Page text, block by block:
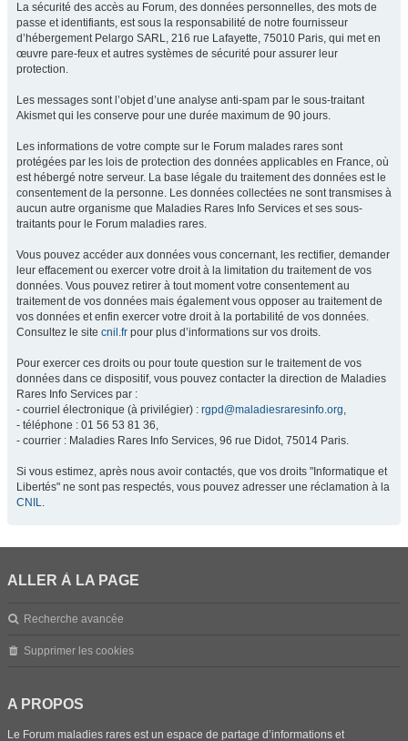
La sécurité des accès au Forum, des données personnelles, des mots de
passe et identifiants, est sous la responsabilité de notre fournisseur
d’hébergement Pelargo SARL, 216 rue Lafayette, 75010 Paris, qui met en
œuvre pare-feux et autres systèmes de sécurité pour assurer leur
protection.
Les messages sont l’objet d’une analyse anti-spam par le sous-traitant
Akismet qui les conserve pour une durée maximum de 90 jours.
Les informations de votre compte sur le Forum malades rares sont
protégées par les lois de protection des données applicables en France, où
est hébergé notre serveur. La base légale du traitement des données est le
consentement de la personne. Les données collectées ne sont transmises à
aucun autre organisme que Maladies Rares Info Services et ses sous-
traitants pour le Forum maladies rares.
Vous pouvez accéder aux données vous concernant, les rectifier, demander
leur effacement ou exercer votre droit à la limitation du traitement de vos
données. Vous pouvez retirer à tout moment votre consentement au
traitement de vos données mais également vous opposer au traitement de
vos données et enfin exercer votre droit à la portabilité de vos données.
Consultez le site cnil.fr pour plus d’informations sur vos droits.
Pour exercer ces droits ou pour toute question sur le traitement de vos
données dans ce dispositif, vous pouvez contacter la direction de Maladies
Rares Info Services par :
- courriel électronique (à privilégier) : rgpd@maladiesraresinfo.org,
- téléphone : 01 56 53 81 36,
- courrier : Maladies Rares Info Services, 96 rue Didot, 75014 Paris.
Si vous estimez, après nous avoir contactés, que vos droits "Informatique et
Libertés" ne sont pas respectés, vous pouvez adresser une réclamation à la
CNIL.
ALLER À LA PAGE
Recherche avancée
Supprimer les cookies
A PROPOS
Le Forum maladies rares est un espace de partage d’informations et